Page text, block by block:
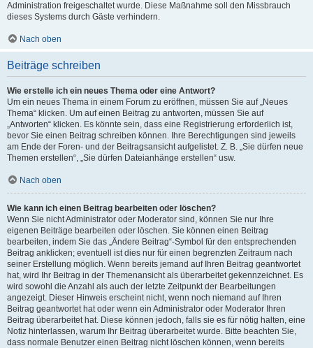
Administration freigeschaltet wurde. Diese Maßnahme soll den Missbrauch
dieses Systems durch Gäste verhindern.
Nach oben
Beiträge schreiben
Wie erstelle ich ein neues Thema oder eine Antwort?
Um ein neues Thema in einem Forum zu eröffnen, müssen Sie auf „Neues
Thema“ klicken. Um auf einen Beitrag zu antworten, müssen Sie auf
„Antworten“ klicken. Es könnte sein, dass eine Registrierung erforderlich ist,
bevor Sie einen Beitrag schreiben können. Ihre Berechtigungen sind jeweils
am Ende der Foren- und der Beitragsansicht aufgelistet. Z. B. „Sie dürfen neue
Themen erstellen“, „Sie dürfen Dateianhänge erstellen“ usw.
Nach oben
Wie kann ich einen Beitrag bearbeiten oder löschen?
Wenn Sie nicht Administrator oder Moderator sind, können Sie nur Ihre
eigenen Beiträge bearbeiten oder löschen. Sie können einen Beitrag
bearbeiten, indem Sie das „Ändere Beitrag“-Symbol für den entsprechenden
Beitrag anklicken; eventuell ist dies nur für einen begrenzten Zeitraum nach
seiner Erstellung möglich. Wenn bereits jemand auf Ihren Beitrag geantwortet
hat, wird Ihr Beitrag in der Themenansicht als überarbeitet gekennzeichnet. Es
wird sowohl die Anzahl als auch der letzte Zeitpunkt der Bearbeitungen
angezeigt. Dieser Hinweis erscheint nicht, wenn noch niemand auf Ihren
Beitrag geantwortet hat oder wenn ein Administrator oder Moderator Ihren
Beitrag überarbeitet hat. Diese können jedoch, falls sie es für nötig halten, eine
Notiz hinterlassen, warum Ihr Beitrag überarbeitet wurde. Bitte beachten Sie,
dass normale Benutzer einen Beitrag nicht löschen können, wenn bereits